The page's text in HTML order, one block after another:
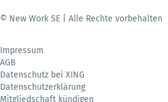
© New Work SE | Alle Rechte vorbehalten
Impressum
AGB
Datenschutz bei XING
Datenschutzerklärung
Mitgliedschaft kündigen